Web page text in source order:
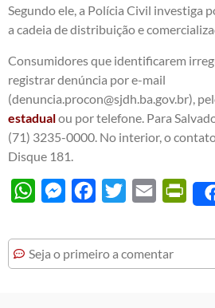
Segundo ele, a Polícia Civil investiga
a cadeia de distribuição e
Consumidores que identificarem
registrar denúncia por e-mail
(denuncia.procon@sjdh.ba.gov.br),
estadualou por telefone. Para
(71) 3235-0000. No interior, o
Disque 181.
WhatsAppMessengerFacebook
Twitter Email
Seja o primeiro a comentar